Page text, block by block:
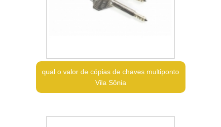
qual o valor de cópias de chaves multiponto
Vila Sônia